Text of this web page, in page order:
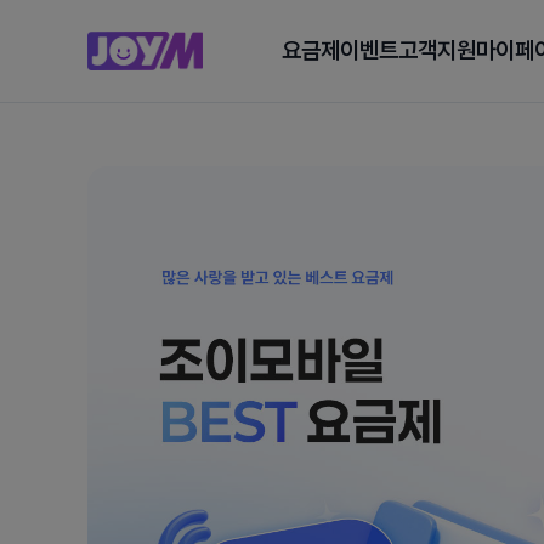
요금제 이벤트고객지원마이페